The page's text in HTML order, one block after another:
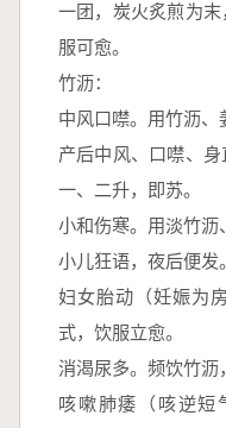
一团，炭火炙煎为
服可愈。
竹沥：
中风口噤。用竹沥、
产后中风、口噤、
一、二升，即苏。
小和伤寒。用淡竹沥
小儿狂语，夜后便发
妇女胎动（妊娠为
式，饮服立愈。
消渴尿多。频饮竹沥
咳嗽肺痿（咳逆短